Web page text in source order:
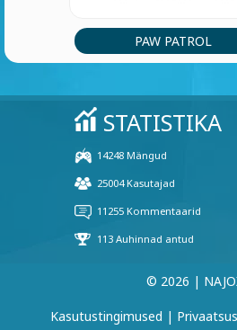
PAW PATROL
© 2026 |
Kasutustingimused |